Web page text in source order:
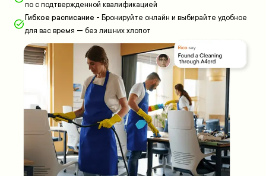
по с подтвержденной квалификацией
Гибкое расписание - Бронируйте онлайн и выбирайте удобное
для вас время — без лишних хлопот